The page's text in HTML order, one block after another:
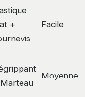
+
Facile
Moyenne